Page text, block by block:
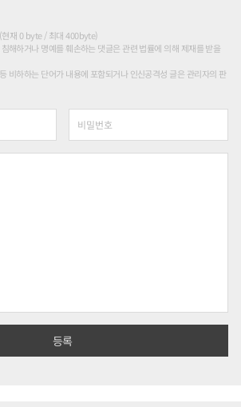
현재 0 byte / 최대 400byte)
해하거나 명예를 훼손하는 댓글은 관련 법률에 의해 제재를 받을
비하하는 단어가 내용에 포함되거나 인신공격성 글은 관리자의 판